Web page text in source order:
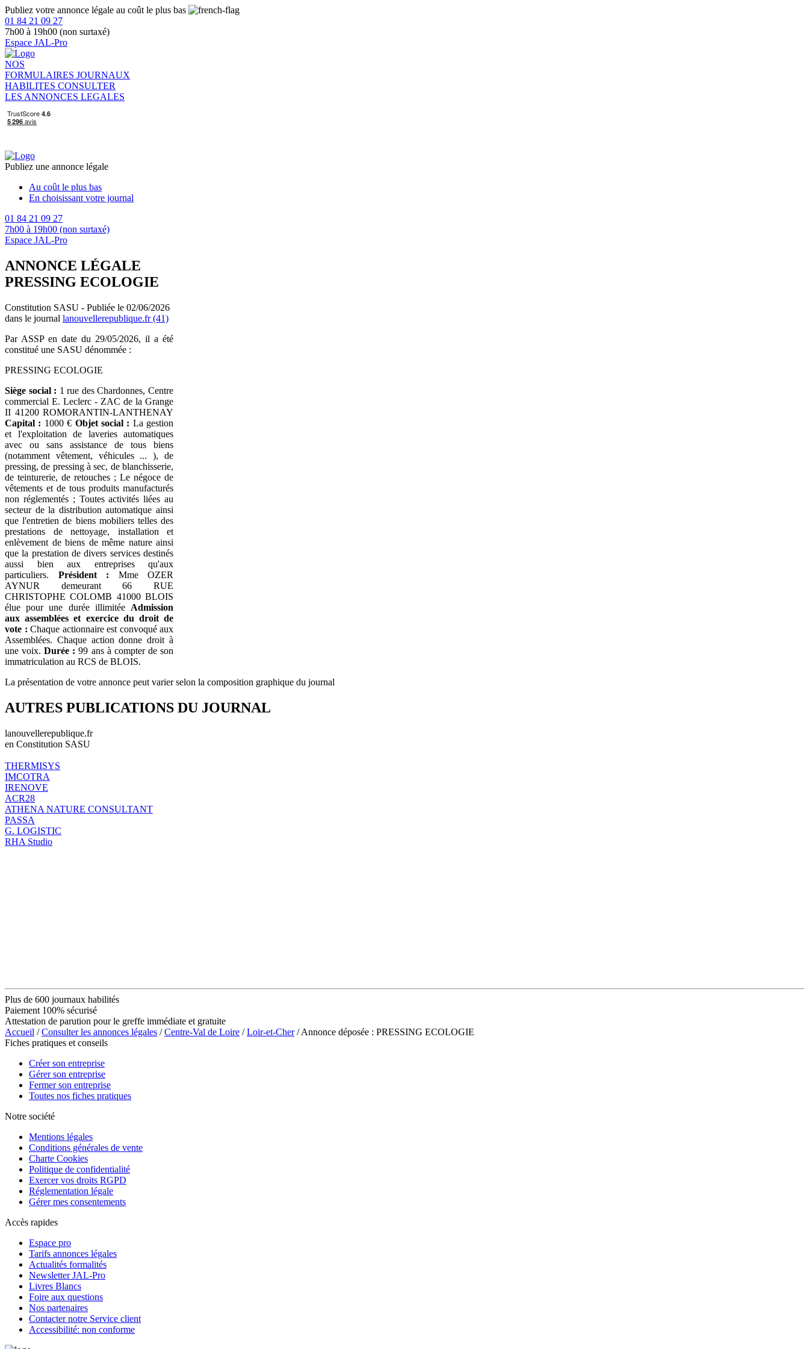
Publiez votre annonce légale au coût le plus bas
01 84 21 09 27
7h00 à 19h00 (non surtaxé)
Espace JAL-Pro
NOS
FORMULAIRES JOURNAUX
HABILITES CONSULTER
LES ANNONCES LEGALES
Publiez une annonce légale
Au coût le plus bas
En choisissant votre journal
01 84 21 09 27
7h00 à 19h00 (non surtaxé)
Espace JAL-Pro
ANNONCE LÉGALE
PRESSING ECOLOGIE
Constitution SASU - Publiée le 02/06/2026
dans le journal lanouvellerepublique.fr (41)
Par ASSP en date du 29/05/2026, il a été
constitué une SASU dénommée :
PRESSING ECOLOGIE
Siège social : 1 rue des Chardonnes, Centre
commercial E. Leclerc - ZAC de la Grange
II 41200 ROMORANTIN-LANTHENAY
Capital : 1000 € Objet social : La gestion
et l'exploitation de laveries automatiques
avec ou sans assistance de tous biens
(notamment vêtement, véhicules ... ), de
pressing, de pressing à sec, de blanchisserie,
de teinturerie, de retouches ; Le négoce de
vêtements et de tous produits manufacturés
non réglementés ; Toutes activités liées au
secteur de la distribution automatique ainsi
que l'entretien de biens mobiliers telles des
prestations de nettoyage, installation et
enlèvement de biens de même nature ainsi
que la prestation de divers services destinés
aussi bien aux entreprises qu'aux
particuliers. Président : Mme OZER
AYNUR demeurant 66 RUE
CHRISTOPHE COLOMB 41000 BLOIS
élue pour une durée illimitée Admission
aux assemblées et exercice du droit de
vote : Chaque actionnaire est convoqué aux
Assemblées. Chaque action donne droit à
une voix.Durée : 99 ans à compter de son
immatriculation au RCS de BLOIS.
La présentation de votre annonce peut varier selon la composition graphique du journal
AUTRES PUBLICATIONS DU JOURNAL
lanouvellerepublique.fr
en Constitution SASU
THERMISYS
IMCOTRA
IRENOVE
ACR28
ATHENA NATURE CONSULTANT
PASSA
G. LOGISTIC
RHA Studio
Plus de 600 journaux habilités
Paiement 100% sécurisé
Attestation de parution pour le greffe immédiate et gratuite
Accueil /Consulter les annonces légales /Centre-Val de Loire /Loir-et-Cher/ Annonce déposée : PRESSING ECOLOGIE
Fiches pratiques et conseils
Créer son entreprise
Gérer son entreprise
Fermer son entreprise
Toutes nos fiches pratiques
Notre société
Mentions légales
Conditions générales de vente
Charte Cookies
Politique de confidentialité
Exercer vos droits RGPD
Réglementation légale
Gérer mes consentements
Accès rapides
Espace pro
Tarifs annonces légales
Actualités formalités
Newsletter JAL-Pro
Livres Blancs
Foire aux questions
Nos partenaires
Contacter notre Service client
Accessibilité: non conforme